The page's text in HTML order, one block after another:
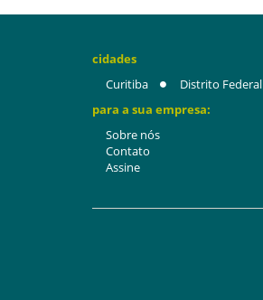
cidades
Curitiba
Distrito Federal
para a sua empresa:
Sobre nós
Contato
Assine